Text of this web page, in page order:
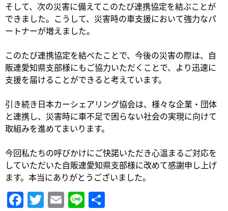
そして、次の災害に備えてこのたび連携協定を結ぶことが
できました。こうして、災害時の車支援において強力なパ
ートナーが増えました。
このたび連携協定を結べたことで、今後の災害の際は、自
販連愛知県支部様にもご協力いただくことで、より迅速に
支援を届けることができると考えています。
引き続き日本カーシェアリング協会は、様々な企業・団体
と連携し、災害時に車不足で困らない社会の実現に向けて
取組みを進めてまいります。
今回私たちの呼びかけにご快諾いただき心温まるご対応を
していただいた自販連愛知県支部様に改めて感謝申し上げ
ます。本当にありがとうございました。
Facebook
Twitter
Email
Line